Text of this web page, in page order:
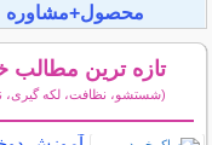
محصول+مشاوره
تازه ترین مطالب
(شستشو، نظافت، لکه گیری،